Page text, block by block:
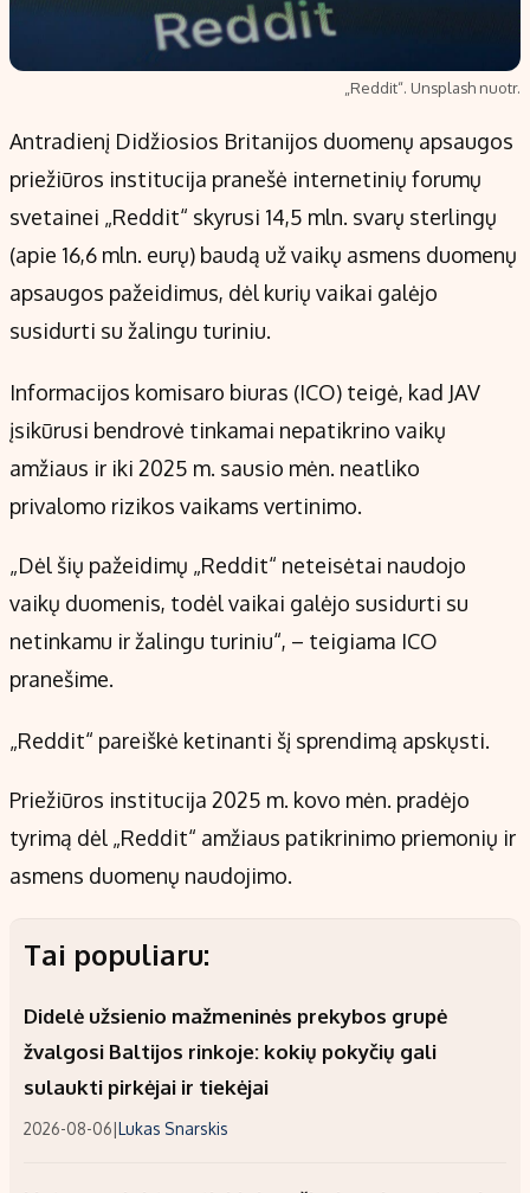
„Reddit“. Unsplash nuotr.
Antradienį Didžiosios Britanijos duomenų apsaugos
priežiūros institucija pranešė internetinių forumų
svetainei „Reddit“ skyrusi 14,5 mln. svarų sterlingų
(apie 16,6 mln. eurų) baudą už vaikų asmens duomenų
apsaugos pažeidimus, dėl kurių vaikai galėjo
susidurti su žalingu turiniu.
Informacijos komisaro biuras (ICO) teigė, kad JAV
įsikūrusi bendrovė tinkamai nepatikrino vaikų
amžiaus ir iki 2025 m. sausio mėn. neatliko
privalomo rizikos vaikams vertinimo.
„Dėl šių pažeidimų „Reddit“ neteisėtai naudojo
vaikų duomenis, todėl vaikai galėjo susidurti su
netinkamu ir žalingu turiniu“, – teigiama ICO
pranešime.
„Reddit“ pareiškė ketinanti šį sprendimą apskųsti.
Priežiūros institucija 2025 m. kovo mėn. pradėjo
tyrimą dėl „Reddit“ amžiaus patikrinimo priemonių ir
asmens duomenų naudojimo.
Tai populiaru:
Didelė užsienio mažmeninės prekybos grupė
žvalgosi Baltijos rinkoje: kokių pokyčių gali
sulaukti pirkėjai ir tiekėjai
2026-08-06|Lukas Snarskis